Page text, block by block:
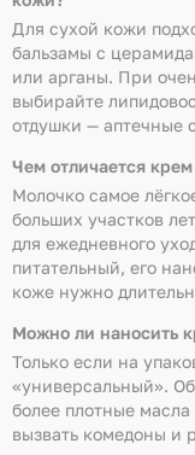
Для сухой кожи
бальзамы с
или арганы. При
выбирайте
отдушки — аптечные
Чем отличается
Молочко самое
больших участков
для ежедневного
питательный, его
коже нужно
Можно ли наносить
Только если на
«универсальный».
более плотные
вызвать комедоны и